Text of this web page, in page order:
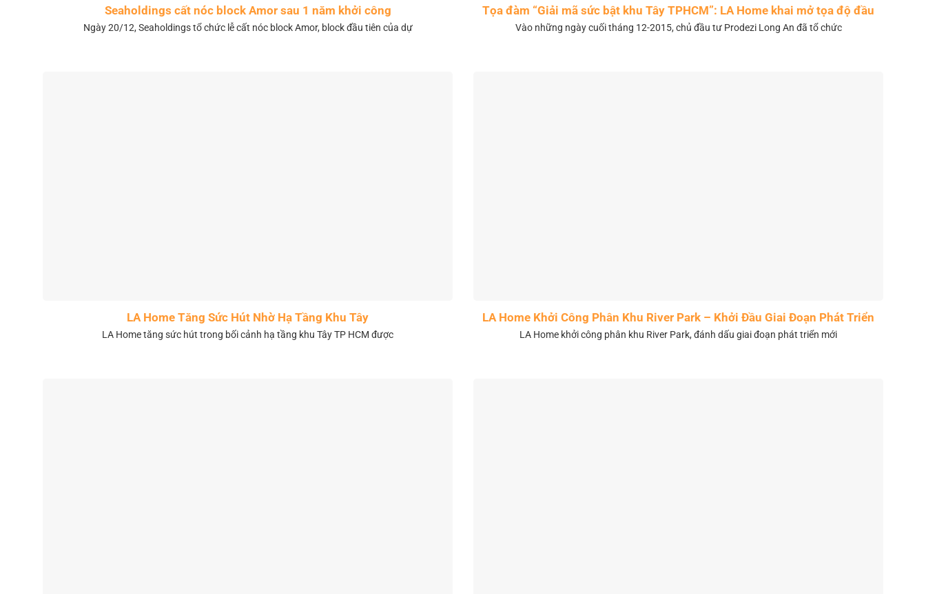
Seaholdings cất nóc block Amor sau 1 năm khởi công
Ngày 20/12, Seaholdings tổ chức lễ cất nóc block Amor, block đầu tiên của dự
Tọa đàm “Giải mã sức bật khu Tây TPHCM”: LA Home khai mở tọa độ đầu
tư mới
Vào những ngày cuối tháng 12-2015, chủ đầu tư Prodezi Long An đã tổ chức
LA Home Tăng Sức Hút Nhờ Hạ Tầng Khu Tây
LA Home tăng sức hút trong bối cảnh hạ tầng khu Tây TP HCM được
LA Home Khởi Công Phân Khu River Park – Khởi Đầu Giai Đoạn Phát Triển
Mới
LA Home khởi công phân khu River Park, đánh dấu giai đoạn phát triển mới